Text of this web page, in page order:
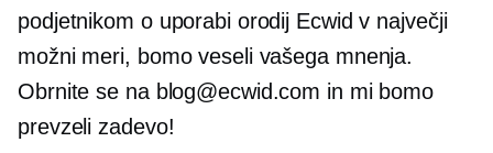
podjetnikom o uporabi orodij Ecwid v največji
možni meri, bomo veseli vašega mnenja.
Obrnite se na blog@ecwid.com in mi bomo
prevzeli zadevo!